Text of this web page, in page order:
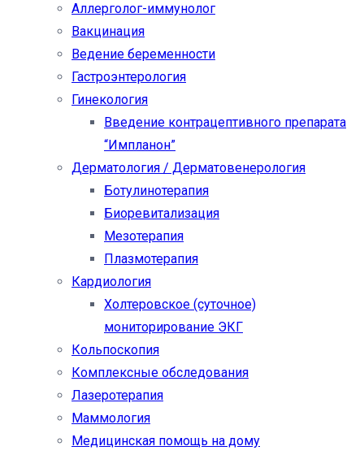
Аллерголог-иммунолог
Вакцинация
Ведение беременности
Гастроэнтерология
Гинекология
Введение контрацептивного препарата
“Импланон”
Дерматология / Дерматовенерология
Ботулинотерапия
Биоревитализация
Мезотерапия
Плазмотерапия
Кардиология
Холтеровское (суточное)
мониторирование ЭКГ
Кольпоскопия
Комплексные обследования
Лазеротерапия
Маммология
Медицинская помощь на дому